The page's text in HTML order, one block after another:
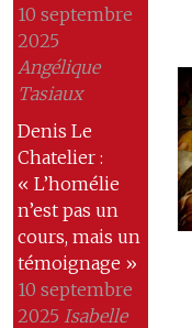
10 septembre
2025
Angélique
Tasiaux
Denis Le
Chatelier :
« L’homélie
n’est pas un
cours, mais un
témoignage »
10 septembre
2025 Isabelle